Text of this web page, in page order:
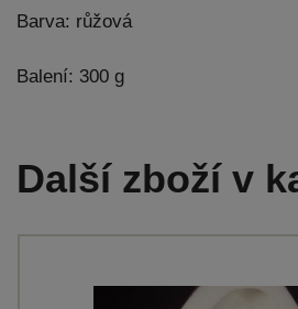
Barva: růžová
Balení: 300 g
Další zboží v